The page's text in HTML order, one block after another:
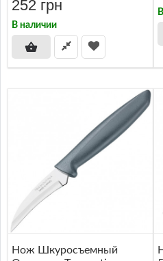
252 грн
В наличии
Нож Шкуросъемный